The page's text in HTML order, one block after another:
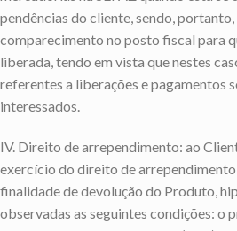
pendências do cliente, sendo, portanto,
comparecimento no posto fiscal para
liberada, tendo em vista que nestes
referentes a liberações e pagamentos
interessados.
IV. Direito de arrependimento: ao
exercício do direito de arrependimento
finalidade de devolução do Produto,
observadas as seguintes condições: o